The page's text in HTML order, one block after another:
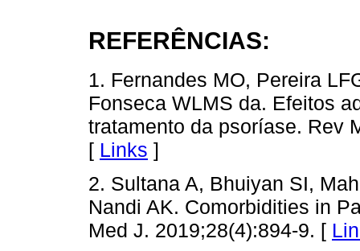
REFERÊNCIAS:
1. Fernandes MO, Pereira
Fonseca WLMS da. Efeitos
tratamento da psoríase. Rev
[ Links ]
2. Sultana A, Bhuiyan SI,
Nandi AK. Comorbidities in
Med J. 2019;28(4):894-9. [